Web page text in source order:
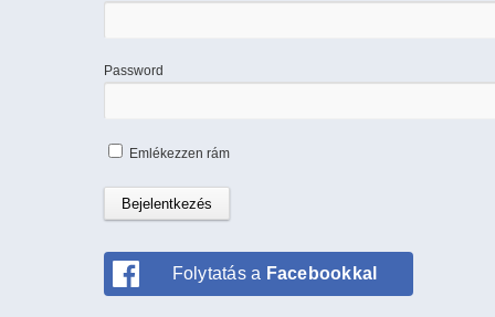
Password
Emlékezzen rám
Folytatás a Facebookkal